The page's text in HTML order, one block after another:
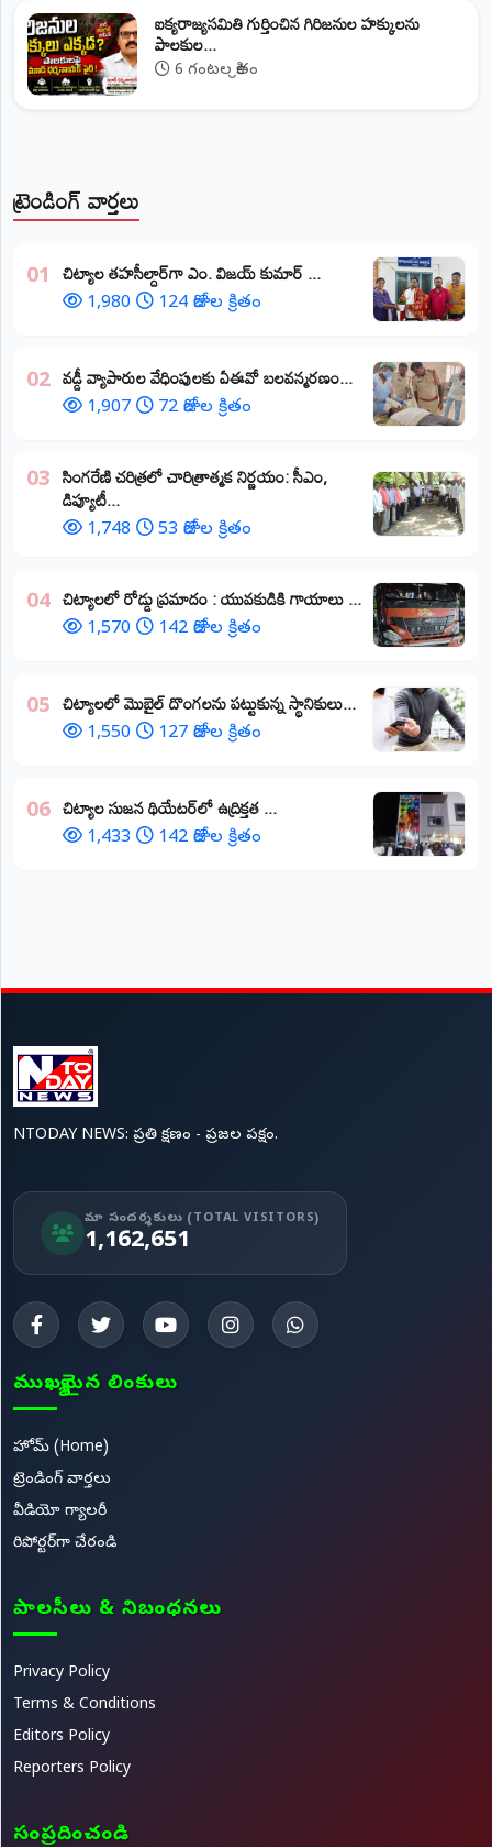
ట్రెండింగ్ వార్తలు
01 ​చిట్యాల తహసీల్దార్‌గా ఎం. విజయ్ కుమార్ ...
1,980 124 రోజుల క్రితం
02 వడ్డీ వ్యాపారుల వేధింపులకు ఏఈవో బలవన్మరణం...
1,907 72 రోజుల క్రితం
03 ​సింగరేణి చరిత్రలో చారిత్రాత్మక నిర్ణయం: సీఎం,
డిప్యూటీ...
1,748 53 రోజుల క్రితం
04 చిట్యాలలో రోడ్డు ప్రమాదం : యువకుడికి గాయాలు ​...
1,570 142 రోజుల క్రితం
05 చిట్యాలలో మొబైల్ దొంగలను పట్టుకున్న స్థానికులు...
1,550 127 రోజుల క్రితం
06 చిట్యాల సుజన థియేటర్‌లో ఉద్రిక్తత ...
1,433 142 రోజుల క్రితం
ఐక్యరాజ్యసమితి గుర్తించిన గిరిజనుల హక్కులను
పాలకుల...
6 గంటల క్రితం
NTODAY NEWS: ప్రతి క్షణం - ప్రజల పక్షం.
మా సందర్శకులు (TOTAL VISITORS)
1,162,651
ముఖ్యమైన లింకులు
హోమ్ (Home)
ట్రెండింగ్ వార్తలు
వీడియో గ్యాలరీ
రిపోర్టర్‌గా చేరండి
పాలసీలు & నిబంధనలు
Privacy Policy
Terms & Conditions
Editors Policy
Reporters Policy
సంప్రదించండి